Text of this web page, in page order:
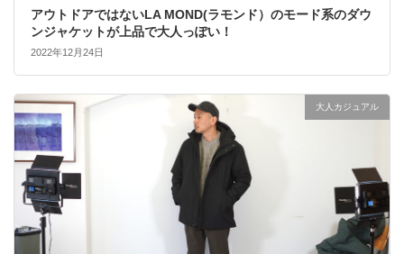
アウトドアではないLA MOND(ラモンド）のモード系のダウ
ンジャケットが上品で大人っぽい！
2022年12月24日
大人カジュアル